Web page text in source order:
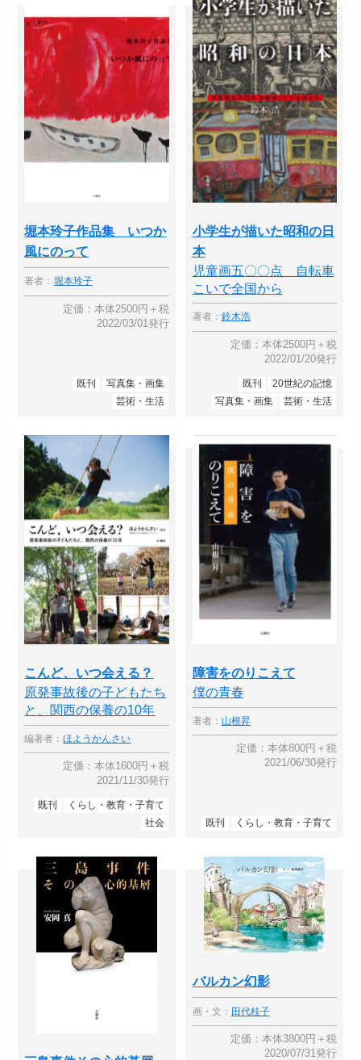
堀本玲子作品集 いつか
風にのって
著者： 堀本玲子
定価：本体2500円＋税
2022/03/01発行
既刊
写真集・画集
芸術・生活
小学生が描いた昭和の日
本
児童画五〇〇点 自転車
こいで全国から
著者： 鈴木浩
定価：本体2500円＋税
2022/01/20発行
既刊
20世紀の記憶
写真集・画集
芸術・生活
こんど、いつ会える？
原発事故後の子どもたち
と、関西の保養の10年
編著者：ほようかんさい
定価：本体1600円＋税
2021/11/30発行
既刊
くらし・教育・子育て
社会
障害をのりこえて
僕の青春
著者： 山根昇
定価：本体800円＋税
2021/06/30発行
既刊 くらし・教育・子育て
バルカン幻影
画・文： 田代桂子
定価：本体3800円＋税
2020/07/31発行